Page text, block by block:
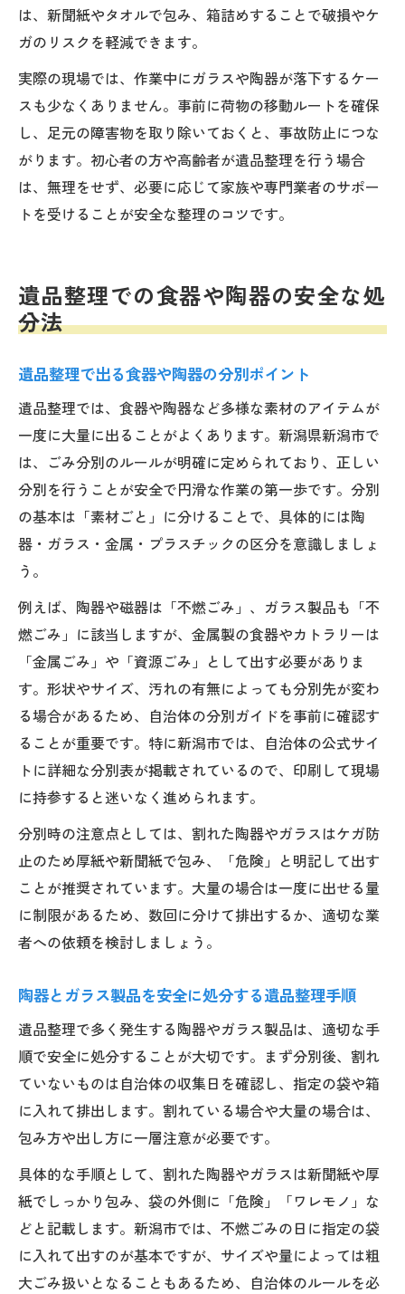
は、新聞紙やタオルで包み、箱詰めすることで破損やケ
ガのリスクを軽減できます。
実際の現場では、作業中にガラスや陶器が落下するケー
スも少なくありません。事前に荷物の移動ルートを確保
し、足元の障害物を取り除いておくと、事故防止につな
がります。初心者の方や高齢者が遺品整理を行う場合
は、無理をせず、必要に応じて家族や専門業者のサポー
トを受けることが安全な整理のコツです。
遺品整理での食器や陶器の安全な処
分法
遺品整理で出る食器や陶器の分別ポイント
遺品整理では、食器や陶器など多様な素材のアイテムが
一度に大量に出ることがよくあります。新潟県新潟市で
は、ごみ分別のルールが明確に定められており、正しい
分別を行うことが安全で円滑な作業の第一歩です。分別
の基本は「素材ごと」に分けることで、具体的には陶
器・ガラス・金属・プラスチックの区分を意識しましょ
う。
例えば、陶器や磁器は「不燃ごみ」、ガラス製品も「不
燃ごみ」に該当しますが、金属製の食器やカトラリーは
「金属ごみ」や「資源ごみ」として出す必要がありま
す。形状やサイズ、汚れの有無によっても分別先が変わ
る場合があるため、自治体の分別ガイドを事前に確認す
ることが重要です。特に新潟市では、自治体の公式サイ
トに詳細な分別表が掲載されているので、印刷して現場
に持参すると迷いなく進められます。
分別時の注意点としては、割れた陶器やガラスはケガ防
止のため厚紙や新聞紙で包み、「危険」と明記して出す
ことが推奨されています。大量の場合は一度に出せる量
に制限があるため、数回に分けて排出するか、適切な業
者への依頼を検討しましょう。
陶器とガラス製品を安全に処分する遺品整理手順
遺品整理で多く発生する陶器やガラス製品は、適切な手
順で安全に処分することが大切です。まず分別後、割れ
ていないものは自治体の収集日を確認し、指定の袋や箱
に入れて排出します。割れている場合や大量の場合は、
包み方や出し方に一層注意が必要です。
具体的な手順として、割れた陶器やガラスは新聞紙や厚
紙でしっかり包み、袋の外側に「危険」「ワレモノ」な
どと記載します。新潟市では、不燃ごみの日に指定の袋
に入れて出すのが基本ですが、サイズや量によっては粗
大ごみ扱いとなることもあるため、自治体のルールを必